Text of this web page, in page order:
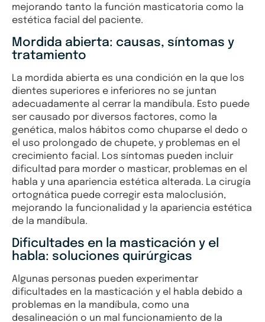
mejorando tanto la función masticatoria como la
estética facial del paciente.
Mordida abierta: causas, síntomas y
tratamiento
La mordida abierta es una condición en la que los
dientes superiores e inferiores no se juntan
adecuadamente al cerrar la mandíbula. Esto puede
ser causado por diversos factores, como la
genética, malos hábitos como chuparse el dedo o
el uso prolongado de chupete, y problemas en el
crecimiento facial. Los síntomas pueden incluir
dificultad para morder o masticar, problemas en el
habla y una apariencia estética alterada. La cirugía
ortognática puede corregir esta maloclusión,
mejorando la funcionalidad y la apariencia estética
de la mandíbula.
Dificultades en la masticación y el
habla: soluciones quirúrgicas
Algunas personas pueden experimentar
dificultades en la masticación y el habla debido a
problemas en la mandíbula, como una
desalineación o un mal funcionamiento de la